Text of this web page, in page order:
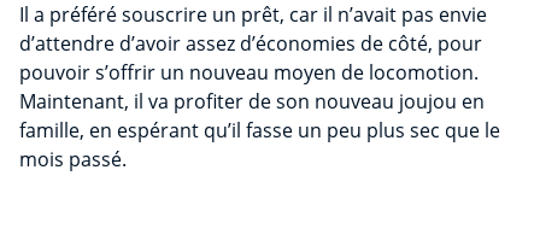
Il a préféré souscrire un prêt, car il n’avait pas envie
d’attendre d’avoir assez d’économies de côté, pour
pouvoir s’offrir un nouveau moyen de locomotion.
Maintenant, il va profiter de son nouveau joujou en
famille, en espérant qu’il fasse un peu plus sec que le
mois passé.